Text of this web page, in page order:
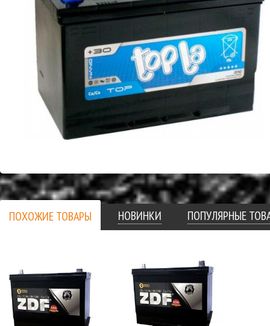
ПОХОЖИЕ ТОВАРЫ НОВИНКИ ПОПУЛЯРНЫЕ